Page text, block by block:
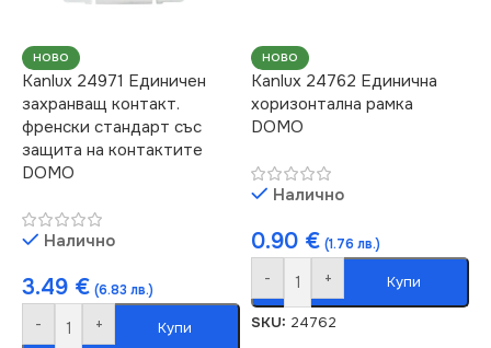
НОВО
Kanlux 24971 Единичен
захранващ контакт.
френски стандарт със
защита на контактите
DOMO
Налично
3.49 € (6.83 лв.)
- + Купи
НОВО
Kanlux 24762 Единична
хоризонтална рамка
DOMO
Налично
0.90 € (1.76 лв.)
- + Купи
SKU: 24762